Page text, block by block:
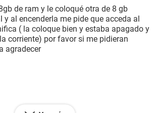
de ram y le coloqué otra de 8 gb
y al encenderla me pide que acceda al
( la coloque bien y estaba apagado y
corriente) por favor si me pidieran
agradecer